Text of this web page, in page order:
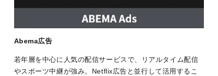
Abema広告
若年層を中心に人気の配信サービスで、リアルタイム配信
やスポーツ中継が強み。Netflix広告と並行して活用するこ